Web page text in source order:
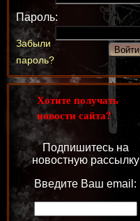
Пароль:
Забыли
пароль?
Хотите получать
новости сайта?
Подпишитесь на
новостную рассылку
Введите Ваш email: